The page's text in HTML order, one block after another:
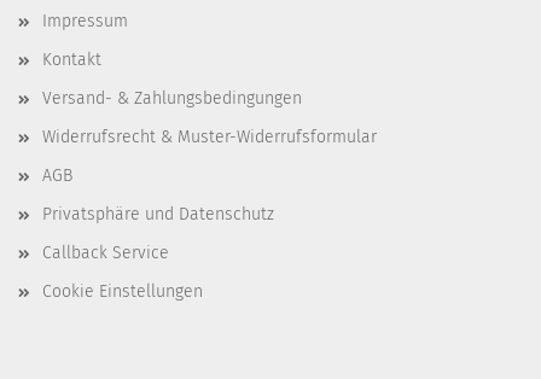
Impressum
Kontakt
Versand- & Zahlungsbedingungen
Widerrufsrecht & Muster-Widerrufsformular
AGB
Privatsphäre und Datenschutz
Callback Service
Cookie Einstellungen